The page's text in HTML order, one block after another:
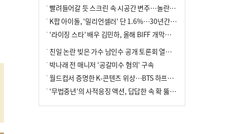
빨려들어갈 듯 스크린 속 시공간 변주…놀란의 메시지는 ‘전쟁 속죄’
K팝 아이돌, '밀리언셀러' 단 1.6%…30년간 등장 1182개팀 전수조사
‘라이징 스타’ 배우 김민하, 올해 BIFF 개막식 사회자 확정
친일 논란 빚은 가수 남인수 공개 토론회 열린다.
박나래 전 매니저 ‘공갈미수 혐의’ 구속
월드컵서 증명한 K-콘텐츠 위상…BTS 하프타임쇼·정호연 트로피 세리머니
‘무법중년’의 사적응징 액션, 답답한 속 확 뚫어주네